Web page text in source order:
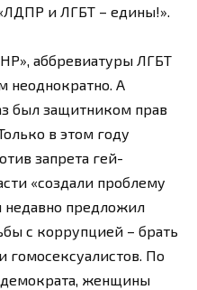
и ЛГБТ – едины!».
аббревиатуры ЛГБТ
неоднократно. А
был защитником прав
в этом году
запрета гей-
«создали проблему
недавно предложил
с коррупцией – брать
гомосексуалистов. По
женщины